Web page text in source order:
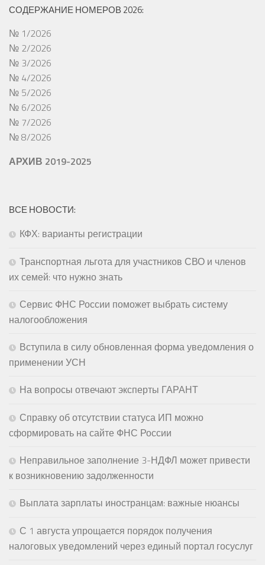
СОДЕРЖАНИЕ НОМЕРОВ 2026:
№ 1/2026
№ 2/2026
№ 3/2026
№ 4/2026
№ 5/2026
№ 6/2026
№ 7/2026
№ 8/2026
АРХИВ 2019-2025
ВСЕ НОВОСТИ:
КФХ: варианты регистрации
Транспортная льгота для участников СВО и членов
их семей: что нужно знать
Сервис ФНС России поможет выбрать систему
налогообложения
Вступила в силу обновленная форма уведомления о
применении УСН
На вопросы отвечают эксперты ГАРАНТ
Справку об отсутствии статуса ИП можно
сформировать на сайте ФНС России
Неправильное заполнение 3-НДФЛ может привести
к возникновению задолженности
Выплата зарплаты иностранцам: важные нюансы
С 1 августа упрощается порядок получения
налоговых уведомлений через единый портал госуслуг